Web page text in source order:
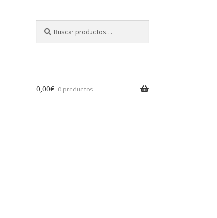
por:
0,00€ 0 productos